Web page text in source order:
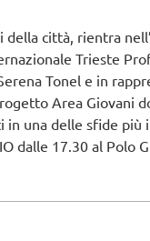
città, rientra
Trieste
Tonel e in
Area Giovani
una delle sfide
dalle 17.30 al Polo